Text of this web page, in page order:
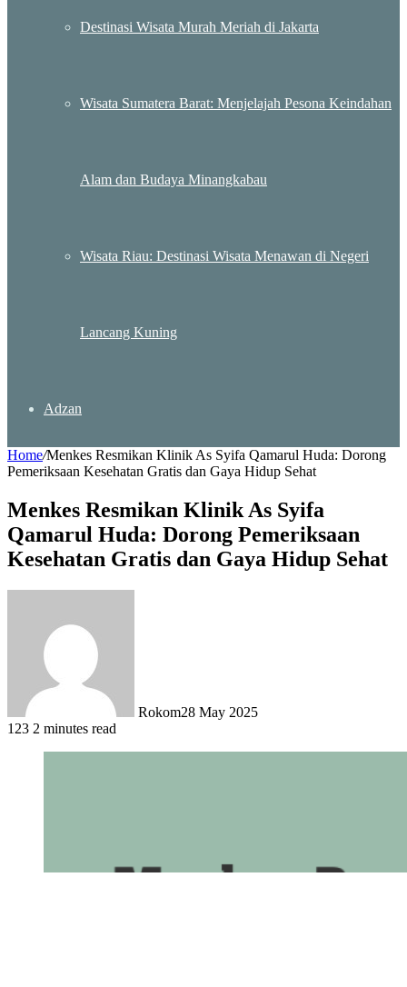
Destinasi Wisata Murah Meriah di Jakarta
Wisata Sumatera Barat: Menjelajah Pesona Keindahan
Alam dan Budaya Minangkabau
Wisata Riau: Destinasi Wisata Menawan di Negeri
Lancang Kuning
Adzan
Home/Menkes Resmikan Klinik As Syifa Qamarul Huda: Dorong
Pemeriksaan Kesehatan Gratis dan Gaya Hidup Sehat
Menkes Resmikan Klinik As Syifa
Qamarul Huda: Dorong Pemeriksaan
Kesehatan Gratis dan Gaya Hidup Sehat
Rokom28 May 2025
123 2 minutes read